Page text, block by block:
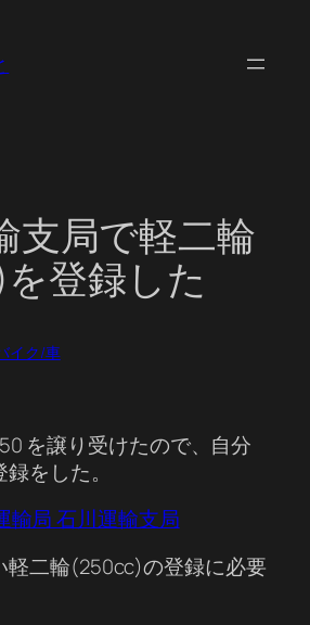
支局で軽二輪
登録した
イク/車
を譲り受けたので、自分
をした。
輸局 石川運輸支局
軽二輪(250cc)の登録に必要